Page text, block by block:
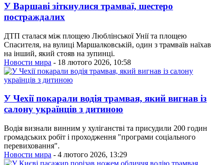
У Варшаві зіткнулися трамваї, шестеро
постраждалих
ДТП сталася між площею Люблінської Унії та площею
Спасителя, на вулиці Маршалковській, один з трамваїв наїхав
на інший, який стояв на зупинці.
Новости мира - 18 лютого 2026, 10:58
У Чехії покарали водія трамвая, який вигнав із
салону українців з дитиною
Водія визнали винним у хуліганстві та присудили 200 годин
громадських робіт і проходження "програми соціального
перевиховання".
Новости мира - 4 лютого 2026, 13:29